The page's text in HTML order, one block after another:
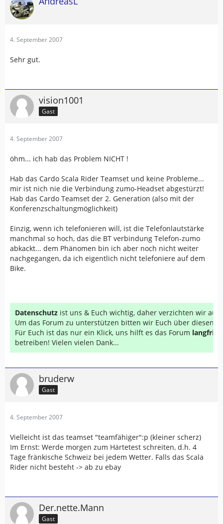
4. September 2007
Sehr gut.
vision1001
Gast
4. September 2007
öhm... ich hab das Problem NICHT !
Hab das Cardo Scala Rider Teamset und keine Probleme...
mir ist nich nie die Verbindung zumo-Headset abgestürzt!
Hab das Cardo Teamset der 2. Generation (also mit der
Konferenzschaltungmöglichkeit)
Einzig, wenn ich telefonieren will, ist die Telefonlautstärke
manchmal so hoch, das die BT verbindung Telefon-zumo
abkackt... dem Phänomen bin ich aber noch nicht weiter
nachgegangen, da ich eigentlich nicht telefoniere auf dem
Bike.
Datenschutz ist uns & Euch wichtig, daher verzichten wir auf
Um das Forum zu unterstützen bitten wir Euch über diesen
Für Euch ist das nur ein Klick, uns hilft es das Forum
betreiben! Vielen vielen Dank...
bruderw
Gast
4. September 2007
Vielleicht ist das teamset "teamfähiger":p (kleiner scherz)
Im Ernst: Werde morgen zum Härtetest schreiten, d.h. 4
Tage fränkische Schweiz bei jedem Wetter. Falls das Scala
Rider nicht besteht -> ab zu ebay
Der.nette.Mann
Gast